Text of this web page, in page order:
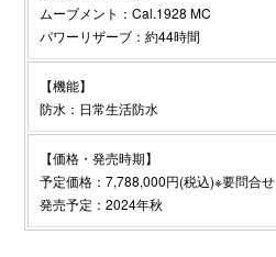
ムーブメント：Cal.1928 MC
パワーリザーブ：約44時間
【機能】
防水：日常生活防水
【価格・発売時期】
予定価格：7,788,000円(税込)※要問合せ
発売予定：2024年秋